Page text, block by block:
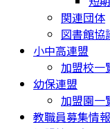
関連団体
図書館協
小中高連盟
加盟校一
幼保連盟
加盟園一
教職員募集情報